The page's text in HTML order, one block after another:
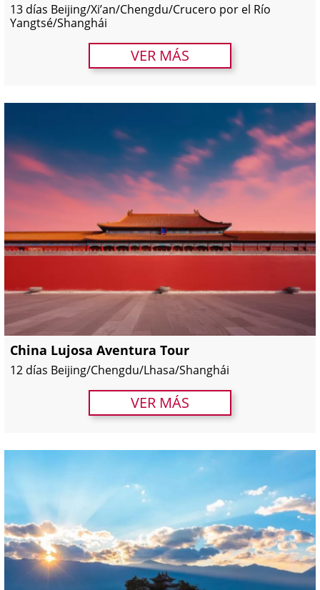
13 días Beijing/Xi’an/Chengdu/Crucero por el Río
Yangtsé/Shanghái
VER MÁS
China Lujosa Aventura Tour
12 días Beijing/Chengdu/Lhasa/Shanghái
VER MÁS